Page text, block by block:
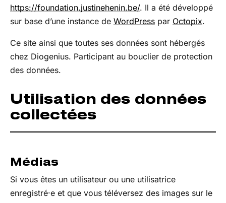
https://foundation.justinehenin.be/. Il a été développé
sur base d’une instance de WordPress par Octopix.
Ce site ainsi que toutes ses données sont hébergés
chez Diogenius. Participant au bouclier de protection
des données.
Utilisation des données
collectées
Médias
Si vous êtes un utilisateur ou une utilisatrice
enregistré·e et que vous téléversez des images sur le